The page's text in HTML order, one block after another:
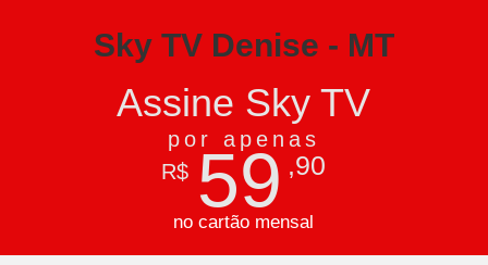
Sky TV Denise - MT
Assine Sky TV
por apenas
R$ 59 ,90
no cartão mensal